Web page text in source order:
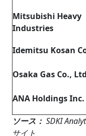
Mitsubishi Heavy
Industries
Idemitsu Kosan
Osaka Gas Co.,
ANA Holdings Inc.
ソース： SDKI
サイト